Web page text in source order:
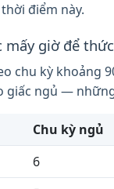
điểm này.
mấy giờ để
chu kỳ khoảng
giấc ngủ —
Chu kỳ ngủ
6